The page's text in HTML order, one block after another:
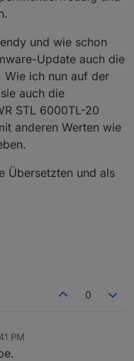
und wie schon
Update auch die
Wie ich nun auf der
auch die
STL 6000TL-20
anderen Werten wie
Übersetzten und als
0
PM